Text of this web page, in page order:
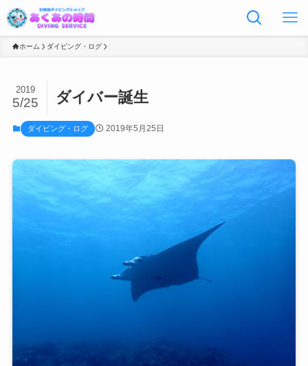
ホーム ダイビング・ログ
ダイバー誕生
2019
5/25
ダイビング・ログ 2019年5月25日